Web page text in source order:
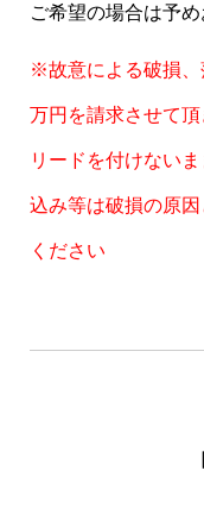
ご希望の場合は予め
※故意による破損、
万円を請求させて頂
リードを付けない
込み等は破損の原
ください